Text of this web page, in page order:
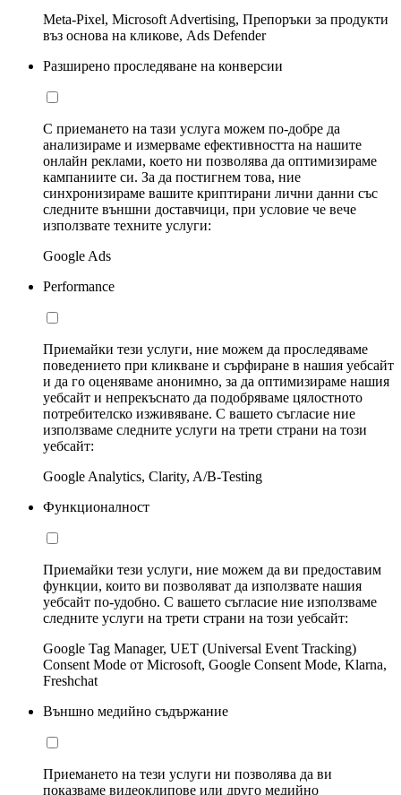
Meta-Pixel, Microsoft Advertising, Препоръки за продукти
въз основа на кликове, Ads Defender
Разширено проследяване на конверсии
С приемането на тази услуга можем по-добре да
анализираме и измерваме ефективността на нашите
онлайн реклами, което ни позволява да оптимизираме
кампаниите си. За да постигнем това, ние
синхронизираме вашите криптирани лични данни със
следните външни доставчици, при условие че вече
използвате техните услуги:
Google Ads
Performance
Приемайки тези услуги, ние можем да проследяваме
поведението при кликване и сърфиране в нашия уебсайт
и да го оценяваме анонимно, за да оптимизираме нашия
уебсайт и непрекъснато да подобряваме цялостното
потребителско изживяване. С вашето съгласие ние
използваме следните услуги на трети страни на този
уебсайт:
Google Analytics, Clarity, A/B-Testing
Функционалност
Приемайки тези услуги, ние можем да ви предоставим
функции, които ви позволяват да използвате нашия
уебсайт по-удобно. С вашето съгласие ние използваме
следните услуги на трети страни на този уебсайт:
Google Tag Manager, UET (Universal Event Tracking)
Consent Mode от Microsoft, Google Consent Mode, Klarna,
Freshchat
Външно медийно съдържание
Приемането на тези услуги ни позволява да ви
показваме видеоклипове или друго медийно